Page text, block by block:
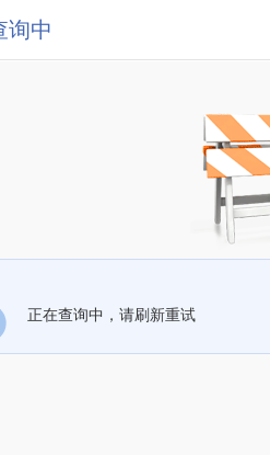
询中
正在查询中，请刷新重试